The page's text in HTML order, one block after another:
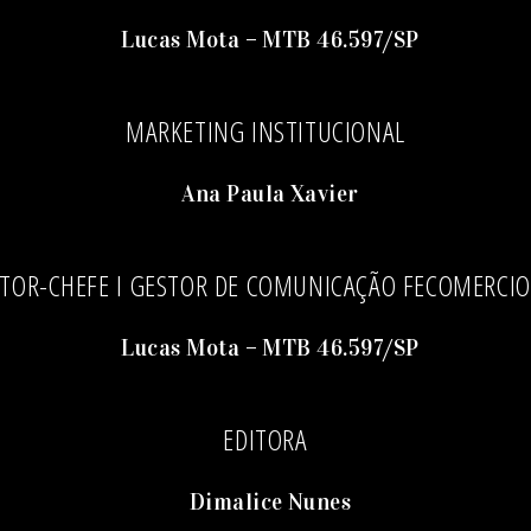
Lucas Mota – MTB 46.597/SP
MARKETING INSTITUCIONAL
Ana Paula Xavier
CHEFE I GESTOR DE COMUNICAÇÃO
Lucas Mota – MTB 46.597/SP
EDITORA
Dimalice Nunes